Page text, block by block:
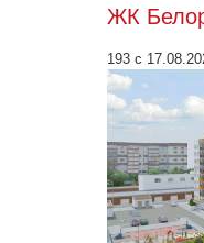
ЖК
193 с